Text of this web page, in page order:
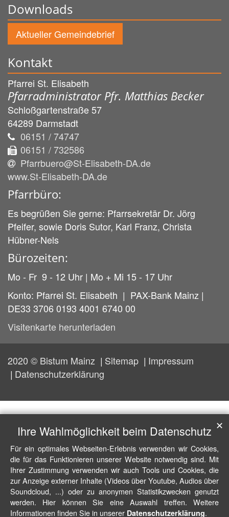
Downloads
Aktueller Gemeindebrief
Kontakt
Pfarrei St. Elisabeth
Pfarradministrator Pfr. Matthias Becker
Schloßgartenstraße 57
64289 Darmstadt
06151 / 74747
06151 / 732586
Pfarrbuero@St-Elisabeth-DA.de
www.St-Elisabeth-DA.de
Pfarrbüro:
Es begrüßen Sie gerne: Pfarrsekretär Dr. Jörg
Pfeifer, sowie Doris Sutor, Karl Franz, Christa
Hübner-Nels
Bürozeiten:
Mo - Fr 9 - 12 Uhr | Mo + Mi 15 - 17 Uhr
Konto: Pfarrei St. Elisabeth | PAX-Bank Mainz |
DE33 3706 0193 4001 6740 00
Visitenkarte herunterladen
2020 © Bistum Mainz Sitemap
Impressum
Datenschutzerklärung
Ihre Wahlmöglichkeit beim Datenschutz
Für ein optimales Webseiten-Erlebnis verwenden wir Cookies,
die für das Funktionieren unserer Website notwendig sind. Mit
Ihrer Zustimmung verwenden wir auch Tools und Cookies, die
zur Anzeige externer Inhalte (Videos über Youtube, Audios über
Soundcloud, ...) oder zu anonymen Statistikzwecken genutzt
werden. Hier können Sie eine Auswahl treffen. Weitere
Informationen finden Sie in unserer Datenschutzerklärung.
✕